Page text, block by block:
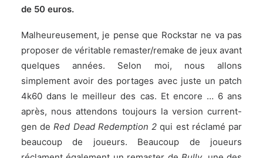
de 50 euros.
Malheureusement, je pense que Rockstar ne va pas
proposer de véritable remaster/remake de jeux avant
quelques années. Selon moi, nous allons
simplement avoir des portages avec juste un patch
4k60 dans le meilleur des cas. Et encore … 6 ans
après, nous attendons toujours la version current-
gen deRed Dead Redemption 2 qui est réclamé par
beaucoup de joueurs. Beaucoup de joueurs